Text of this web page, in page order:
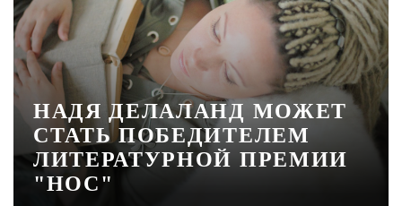
ХАЙП
ЧЕЛОВЕК ОСОБЕННЫЙ
КУЛЬТ ЕДЫ
АФИША
ЖУРНАЛ
НАДЯ ДЕЛАЛАНД МОЖЕТ
СТАТЬ ПОБЕДИТЕЛЕМ
ЛИТЕРАТУРНОЙ ПРЕМИИ
"НОС"